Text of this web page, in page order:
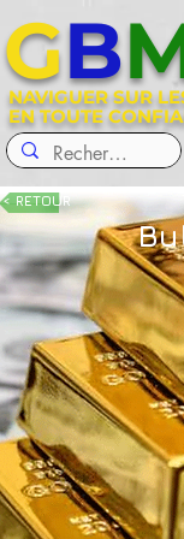
NAVIGUER SUR
EN TOUTE
GB
< RETOUR